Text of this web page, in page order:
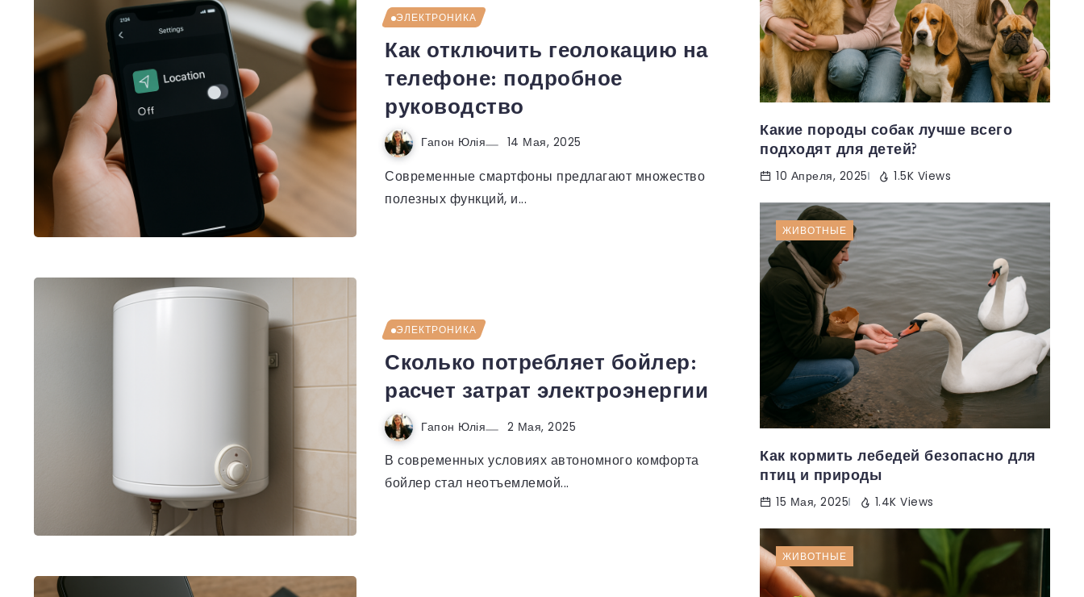
ЭЛЕКТРОНИКА
Как отключить геолокацию на
телефоне: подробное
руководство
Гапон Юлія 14 Мая, 2025
Современные смартфоны предлагают множество
полезных функций, и...
ЭЛЕКТРОНИКА
Сколько потребляет бойлер:
расчет затрат электроэнергии
Гапон Юлія 2 Мая, 2025
В современных условиях автономного комфорта
бойлер стал неотъемлемой...
Какие породы собак лучше всего
подходят для детей?
10 Апреля, 2025 1.5K Views
ЖИВОТНЫЕ
Как кормить лебедей безопасно для
птиц и природы
15 Мая, 2025 1.4K Views
ЖИВОТНЫЕ